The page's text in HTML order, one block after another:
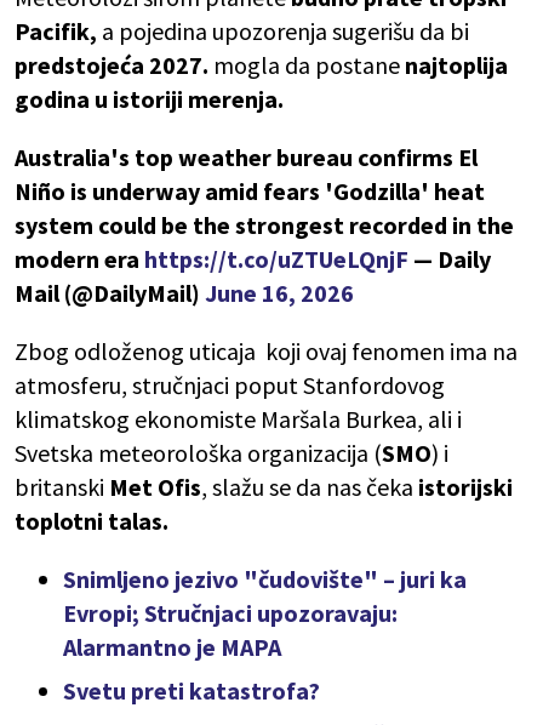
Pacifik, a pojedina upozorenja sugerišu da bi
predstojeća 2027. mogla da postane najtoplija
godina u istoriji merenja.
Australia's top weather bureau confirms El
Niño is underway amid fears 'Godzilla' heat
system could be the strongest recorded in the
modern era https://t.co/uZTUeLQnjF — Daily
Mail (@DailyMail) June 16, 2026
Zbog odloženog uticaja koji ovaj fenomen ima na
atmosferu, stručnjaci poput Stanfordovog
klimatskog ekonomiste Maršala Burkea, ali i
Svetska meteorološka organizacija (SMO) i
britanski Met Ofis, slažu se da nas čeka istorijski
toplotni talas.
Snimljeno jezivo "čudovište" – juri ka
Evropi; Stručnjaci upozoravaju:
Alarmantno je MAPA
Svetu preti katastrofa?